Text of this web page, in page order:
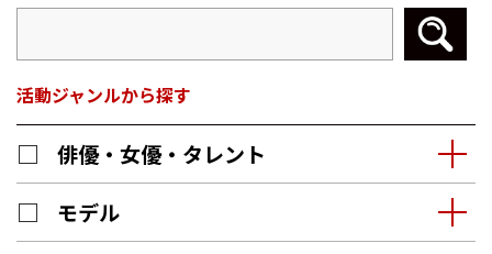
活動ジャンルから探す
俳優・女優・タレント
モデル